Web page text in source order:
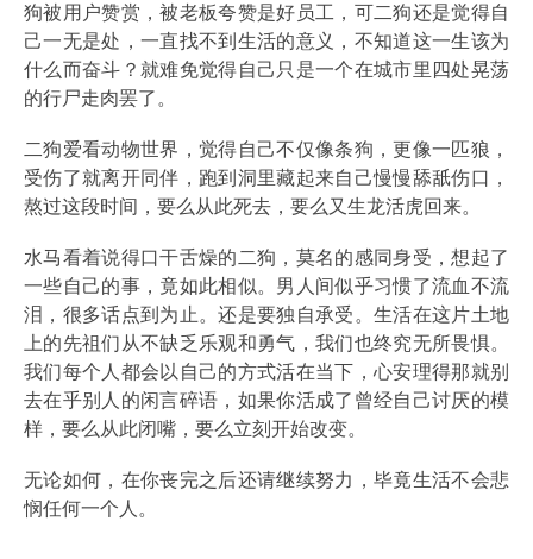
狗被用户赞赏，被老板夸赞是好员工，可二狗还是觉得自
己一无是处，一直找不到生活的意义，不知道这一生该为
什么而奋斗？就难免觉得自己只是一个在城市里四处晃荡
的行尸走肉罢了。
二狗爱看动物世界，觉得自己不仅像条狗，更像一匹狼，
受伤了就离开同伴，跑到洞里藏起来自己慢慢舔舐伤口，
熬过这段时间，要么从此死去，要么又生龙活虎回来。
水马看着说得口干舌燥的二狗，莫名的感同身受，想起了
一些自己的事，竟如此相似。男人间似乎习惯了流血不流
泪，很多话点到为止。还是要独自承受。生活在这片土地
上的先祖们从不缺乏乐观和勇气，我们也终究无所畏惧。
我们每个人都会以自己的方式活在当下，心安理得那就别
去在乎别人的闲言碎语，如果你活成了曾经自己讨厌的模
样，要么从此闭嘴，要么立刻开始改变。
无论如何，在你丧完之后还请继续努力，毕竟生活不会悲
悯任何一个人。